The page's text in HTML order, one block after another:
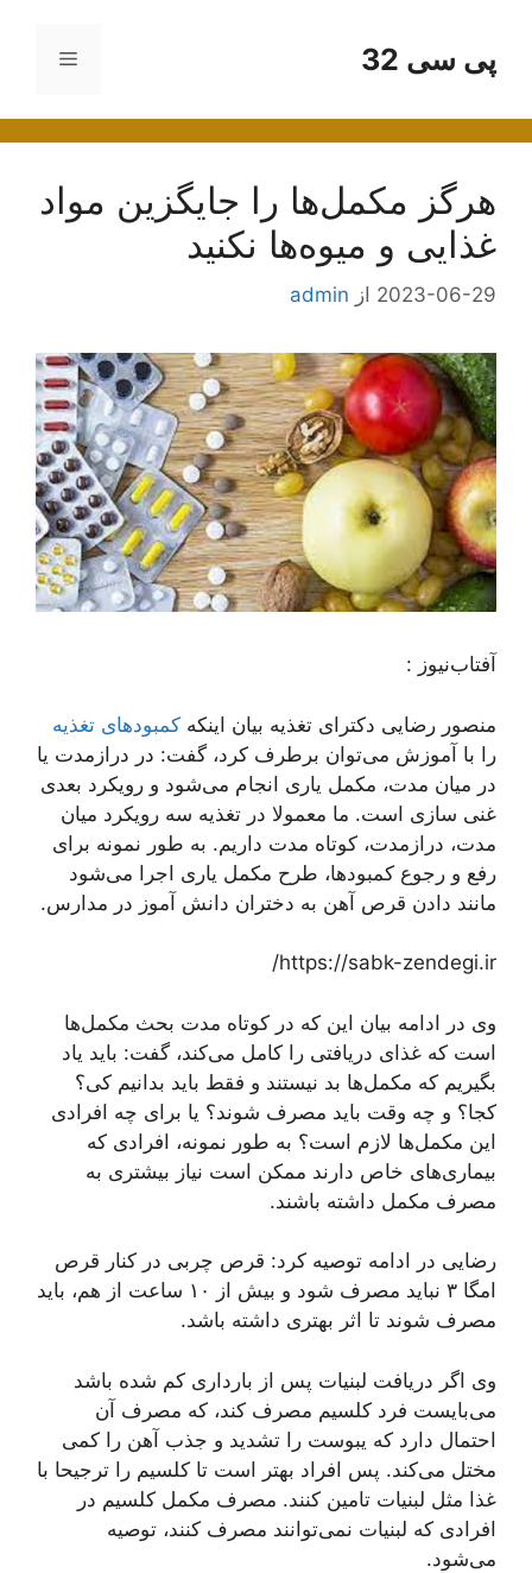
محتواپی سی 32 فهرست
هرگز مکمل‌ها را جایگزین مواد
غذایی و میوه‌ها نکنید
2023-06-29 از admin
آفتاب‌‌نیوز :
منصور رضایی دکترای تغذیه بیان اینکه کمبود‌های تغذیه
را با آموزش می‌توان برطرف کرد، گفت: در درازمدت یا
در میان مدت، مکمل یاری انجام می‌شود و رویکرد بعدی
غنی سازی است. ما معمولا در تغذیه سه رویکرد میان
مدت، درازمدت، کوتاه مدت داریم. به طور نمونه برای
رفع و رجوع کمبود‌ها، طرح مکمل یاری اجرا می‌شود
مانند دادن قرص آهن به دختران دانش آموز در مدارس.
https://sabk-zendegi.ir/
وی در ادامه بیان این که در کوتاه مدت بحث مکمل‌ها
است که غذای دریافتی را کامل می‌کند، گفت: باید یاد
بگیریم که مکمل‌ها بد نیستند و فقط باید بدانیم کی؟
کجا؟ و چه وقت باید مصرف شوند؟ یا برای چه افرادی
این مکمل‌ها لازم است؟ به طور نمونه، افرادی که
بیماری‌های خاص دارند ممکن است نیاز بیشتری به
مصرف مکمل داشته باشند.
رضایی در ادامه توصیه کرد: قرص چربی در کنار قرص
امگا ٣ نباید مصرف شود و بیش از ۱۰ ساعت از هم، باید
مصرف شوند تا اثر بهتری داشته باشد.
وی اگر دریافت لبنیات پس از بارداری کم شده باشد
می‌بایست فرد کلسیم مصرف کند، که مصرف آن
احتمال دارد که یبوست را تشدید و جذب آهن را کمی
مختل می‌کند. پس افراد بهتر است تا کلسیم را ترجیحا با
غذا مثل لبنیات تامین کنند. مصرف مکمل کلسیم در
افرادی که لبنیات نمی‌توانند مصرف کنند، توصیه
می‌شود.